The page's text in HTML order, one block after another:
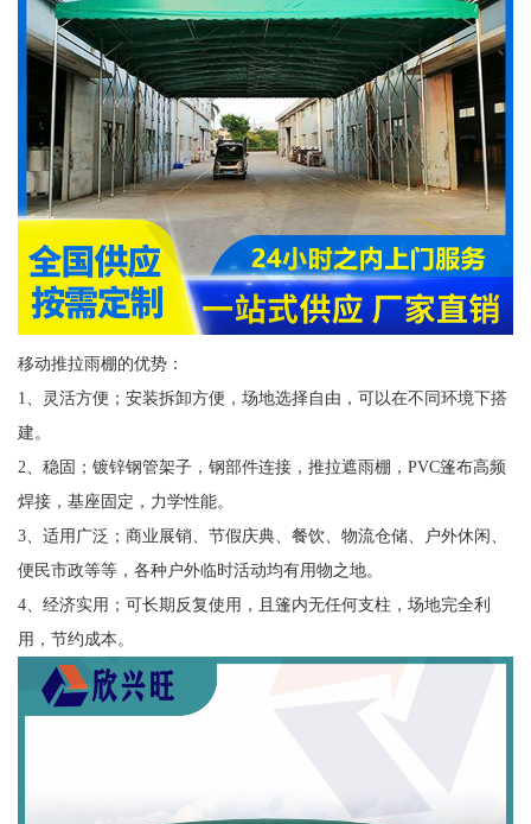
移动推拉雨棚的优势：
1、灵活方便；安装拆卸方便，场地选择自由，可以在不同环境下搭
建。
2、稳固；镀锌钢管架子，钢部件连接，推拉遮雨棚，PVC篷布高频
焊接，基座固定，力学性能。
3、适用广泛；商业展销、节假庆典、餐饮、物流仓储、户外休闲、
便民市政等等，各种户外临时活动均有用物之地。
4、经济实用；可长期反复使用，且篷内无任何支柱，场地完全利
用，节约成本。